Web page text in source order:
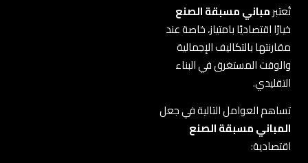
تُعتبرمباني مسبقة الصنع
خيارًا اقتصاديًا بامتياز، خاصة عند
مقارنتها بالتكاليف الإجمالية
والوقت المستغرق في البناء
التقليدي.
تساهم العوامل التالية في جعل
المباني مسبقة الصنع
اقتصادية: